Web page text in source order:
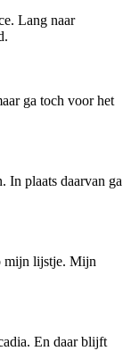
Lang naar
ga toch voor het
In plaats daarvan ga
mijn lijstje. Mijn
En daar blijft